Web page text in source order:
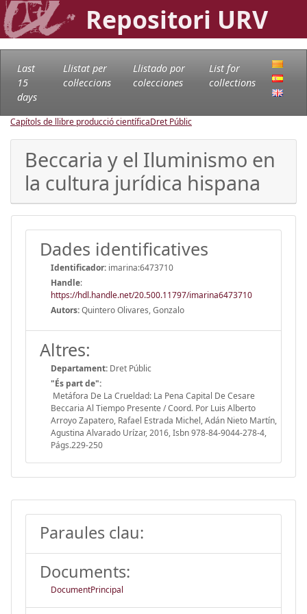
Repositori URV
Last
15
days
Llistat per
col·leccions
Llistado por
colecciones
List for
collections
Capítols de llibre producció científicaDret Públic
Beccaria y el Iluminismo en
la cultura jurídica hispana
Dades identificatives
Identificador: imarina:6473710
Handle:
https://hdl.handle.net/20.500.11797/imarina6473710
Autors:Quintero Olivares, Gonzalo
Altres:
Departament: Dret Públic
"És part de":
Metáfora De La Crueldad: La Pena Capital De Cesare
Beccaria Al Tiempo Presente / Coord. Por Luis Alberto
Arroyo Zapatero, Rafael Estrada Michel, Adán Nieto Martín,
Agustina Alvarado Urízar, 2016, Isbn 978-84-9044-278-4,
Págs.229-250
Paraules clau:
Documents:
DocumentPrincipal